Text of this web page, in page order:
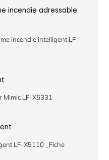
incendie adressable
incendie intelligent LF-
Mimic LF-X5331
LF-X5110 _Fiche